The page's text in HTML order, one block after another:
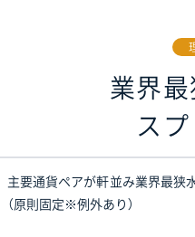
業界
ス
主要通貨ペアが軒並み業界最狭
（原則固定※例外あり）